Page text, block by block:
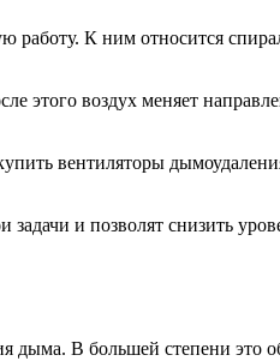
работу. К ним относится
этого воздух меняет
вентиляторы
и позволят снизить
дыма. В большей степени это